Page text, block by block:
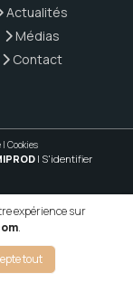
Actualités
Médias
Contact
| Cookies
| S'identifier
expérience sur
.
tout